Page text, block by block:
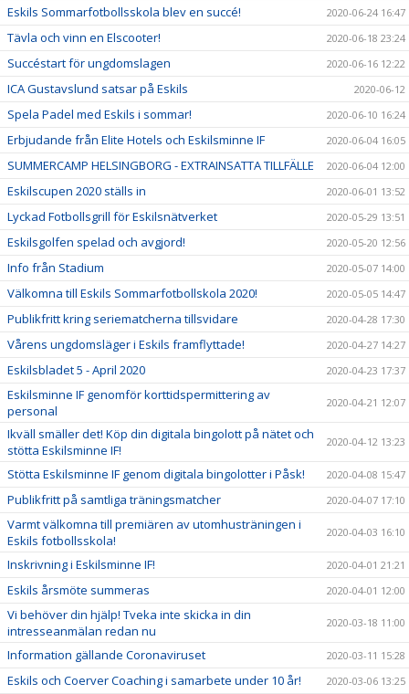
Eskils Sommarfotbollsskola blev en succé! 2020-06-24 16:47
Tävla och vinn en Elscooter! 2020-06-18 23:24
Succéstart för ungdomslagen 2020-06-16 12:22
ICA Gustavslund satsar på Eskils 2020-06-12
Spela Padel med Eskils i sommar! 2020-06-10 16:24
Erbjudande från Elite Hotels och Eskilsminne IF 2020-06-04 16:05
SUMMERCAMP HELSINGBORG - EXTRAINSATTA TILLFÄLLE 2020-06-04 12:00
Eskilscupen 2020 ställs in 2020-06-01 13:52
Lyckad Fotbollsgrill för Eskilsnätverket 2020-05-29 13:51
Eskilsgolfen spelad och avgjord! 2020-05-20 12:56
Info från Stadium 2020-05-07 14:00
Välkomna till Eskils Sommarfotbollskola 2020! 2020-05-05 14:47
Publikfritt kring seriematcherna tillsvidare 2020-04-28 17:30
Vårens ungdomsläger i Eskils framflyttade! 2020-04-27 14:27
Eskilsbladet 5 - April 2020 2020-04-23 17:37
Eskilsminne IF genomför korttidspermittering av
personal
2020-04-21 12:07
Ikväll smäller det! Köp din digitala bingolott på nätet och
stötta Eskilsminne IF!
2020-04-12 13:23
Stötta Eskilsminne IF genom digitala bingolotter i Påsk! 2020-04-08 15:47
Publikfritt på samtliga träningsmatcher 2020-04-07 17:10
Varmt välkomna till premiären av utomhusträningen i
Eskils fotbollsskola!
2020-04-03 16:10
Inskrivning i Eskilsminne IF! 2020-04-01 21:21
Eskils årsmöte summeras 2020-04-01 12:00
Vi behöver din hjälp! Tveka inte skicka in din
intresseanmälan redan nu
2020-03-18 11:00
Information gällande Coronaviruset 2020-03-11 15:28
Eskils och Coerver Coaching i samarbete under 10 år! 2020-03-06 13:25